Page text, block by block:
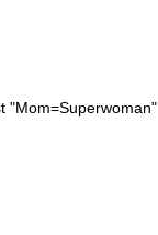
"Mom=Superwoman"